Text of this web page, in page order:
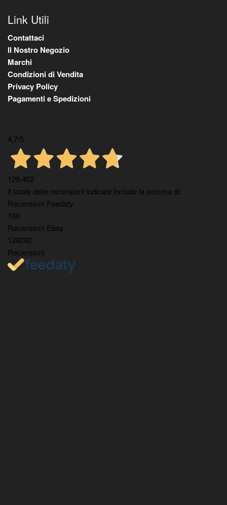
Link Utili
Contattaci
Il Nostro Negozio
Marchi
Condizioni di Vendita
Privacy Policy
Pagamenti e Spedizioni
4,7/5
129.452
Il totale delle recensioni indicate include la somma di:
Recensioni Feedaty
160
Recensioni Ebay
129292
Recensioni